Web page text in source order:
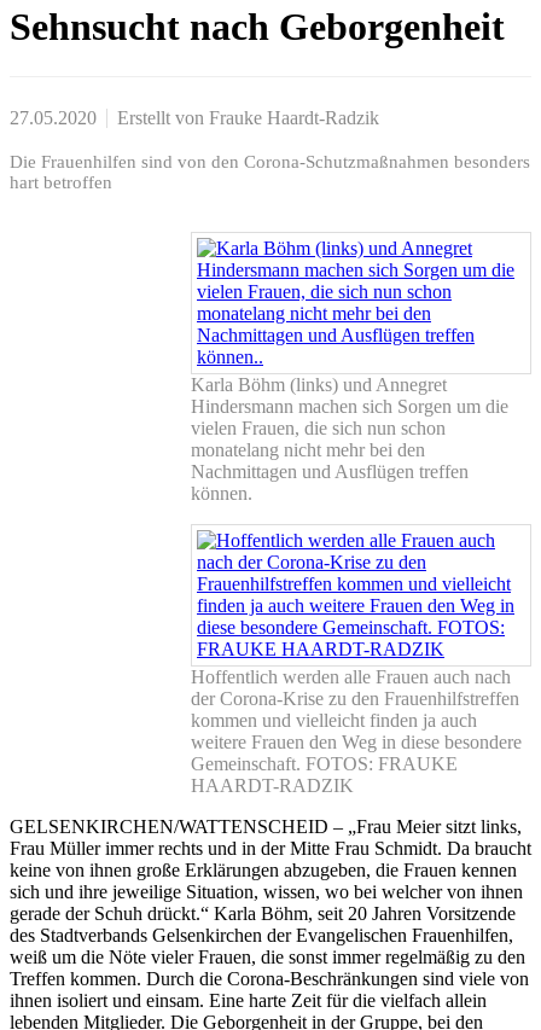
Sehnsucht nach Geborgenheit
27.05.2020 Erstellt von Frauke Haardt-Radzik
Die Frauenhilfen sind von den Corona-Schutzmaßnahmen besonders
hart betroffen
Karla Böhm (links) und Annegret
Hindersmann machen sich Sorgen um die
vielen Frauen, die sich nun schon
monatelang nicht mehr bei den
Nachmittagen und Ausflügen treffen
können.
Hoffentlich werden alle Frauen auch nach
der Corona-Krise zu den Frauenhilfstreffen
kommen und vielleicht finden ja auch
weitere Frauen den Weg in diese besondere
Gemeinschaft. FOTOS: FRAUKE
HAARDT-RADZIK
GELSENKIRCHEN/WATTENSCHEID – „Frau Meier sitzt links,
Frau Müller immer rechts und in der Mitte Frau Schmidt. Da braucht
keine von ihnen große Erklärungen abzugeben, die Frauen kennen
sich und ihre jeweilige Situation, wissen, wo bei welcher von ihnen
gerade der Schuh drückt.“ Karla Böhm, seit 20 Jahren Vorsitzende
des Stadtverbands Gelsenkirchen der Evangelischen Frauenhilfen,
weiß um die Nöte vieler Frauen, die sonst immer regelmäßig zu den
Treffen kommen. Durch die Corona-Beschränkungen sind viele von
ihnen isoliert und einsam. Eine harte Zeit für die vielfach allein
lebenden Mitglieder. Die Geborgenheit in der Gruppe, bei den